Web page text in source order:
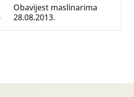
Obavijest maslinarima
28.08.2013.